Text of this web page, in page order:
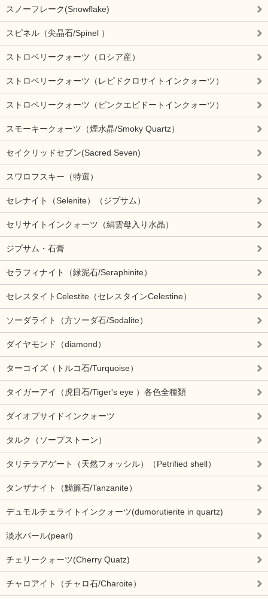
スノーフレーク(Snowflake)
スピネル（尖晶石/Spinel ）
ストロベリークォーツ（ロシア産）
ストロベリークォーツ（レピドクロサイトインクォーツ）
ストロベリークォーツ（ピンクエピドートインクォーツ）
スモーキークォーツ（煙水晶/Smoky Quartz）
セイクリッドセブン(Sacred Seven)
スワロフスキー（特選）
セレナイト（Selenite）（ジプサム）
セリサイトインクォーツ（絹雲母入り水晶）
ジプサム・石膏
セラフィナイト（緑泥石/Seraphinite）
セレスタイトCelestite（セレスタインCelestine）
ソーダライト（方ソーダ石/Sodalite）
ダイヤモンド（diamond）
ターコイズ（トルコ石/Turquoise）
タイガーアイ（虎目石/Tiger's eye ）各色全種類
ダイオプサイドインクォーツ
タルク（ソープストーン）
タリテラアゲート（天然フォッシル）（Petrified shell）
タンザナイト（黝簾石/Tanzanite）
デュモルチェライトインクォーツ(dumorutierite in quartz)
淡水パール(pearl)
チェリークォーツ(Cherry Quatz)
チャロアイト（チャロ石/Charoite）